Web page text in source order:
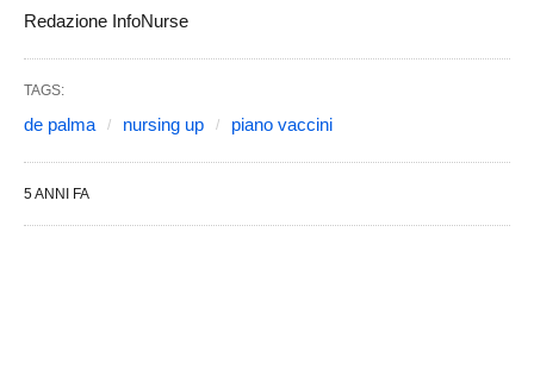
Redazione InfoNurse
TAGS:
de palma nursing up piano vaccini
5 ANNI FA